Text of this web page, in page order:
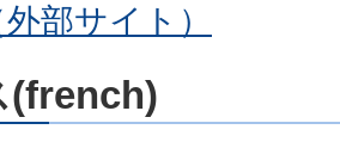
部サイト）
(french)